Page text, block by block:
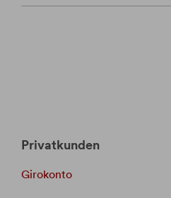
Privatkunden
Girokonto